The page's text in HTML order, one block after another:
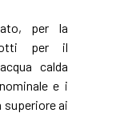
per la
per il
calda
e i
superiore ai